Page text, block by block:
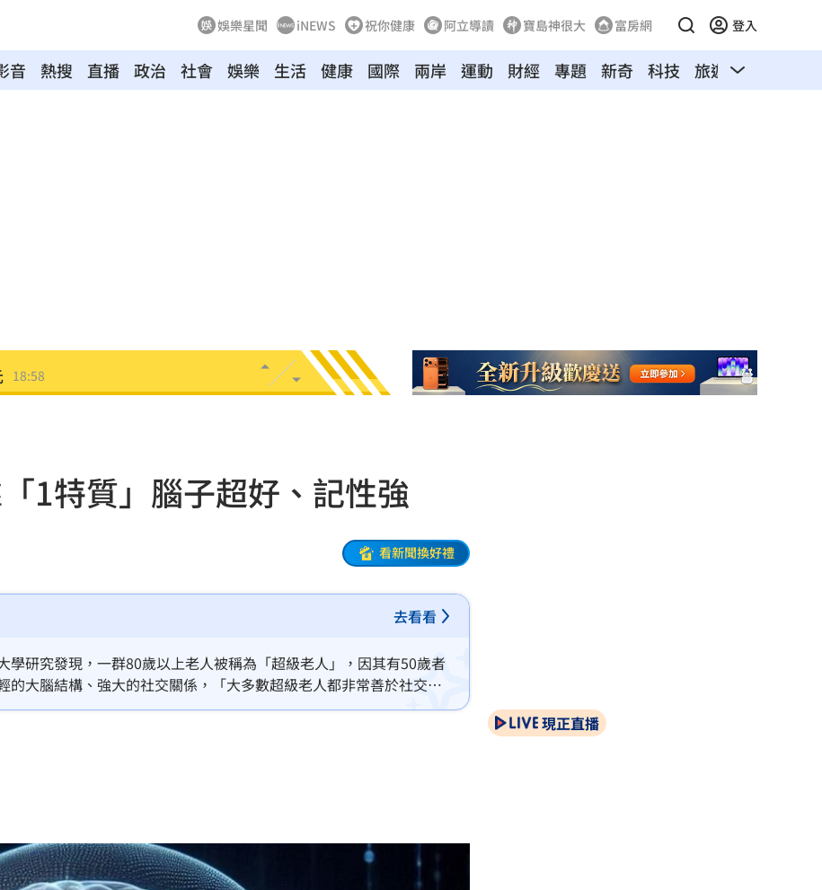
娛樂星聞 iNEWS 祝你健康 阿立導讀 寶島神很大 富房網 登入
音 熱搜 直播 政治 社會 娛樂 生活 健康 國際 兩岸 運動 財經 專題 新奇 科技 旅遊 汽車
18:58
警
廠 18:55
出
光
怪 18:44
份 18:37
1特質」腦子超好、記性強
看新聞換好禮
去看看
學研究發現，一群80歲以上老人被稱為「超級老人」，因其有50歲者
大腦結構、強大的社交關係，「大多數超級老人都非常善於社交，
現正直播